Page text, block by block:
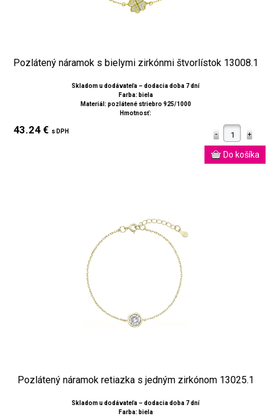
Pozlátený náramok s bielymi zirkónmi štvorlístok 13008.1
Skladom u dodávateľa – dodacia doba 7 dní
Farba: biela
Materiál: pozlátené striebro 925/1000
Hmotnosť:
43.24 € s DPH
Pozlátený náramok retiazka s jedným zirkónom 13025.1
Skladom u dodávateľa – dodacia doba 7 dní
Farba: biela